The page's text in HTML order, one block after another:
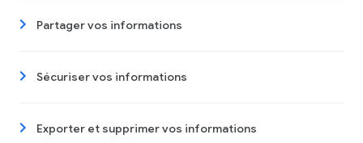
Partager vos informations
Sécuriser vos informations
Exporter et supprimer vos informations